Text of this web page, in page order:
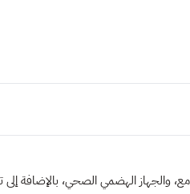
والجهاز الهضمي الصحي، بالإضافة